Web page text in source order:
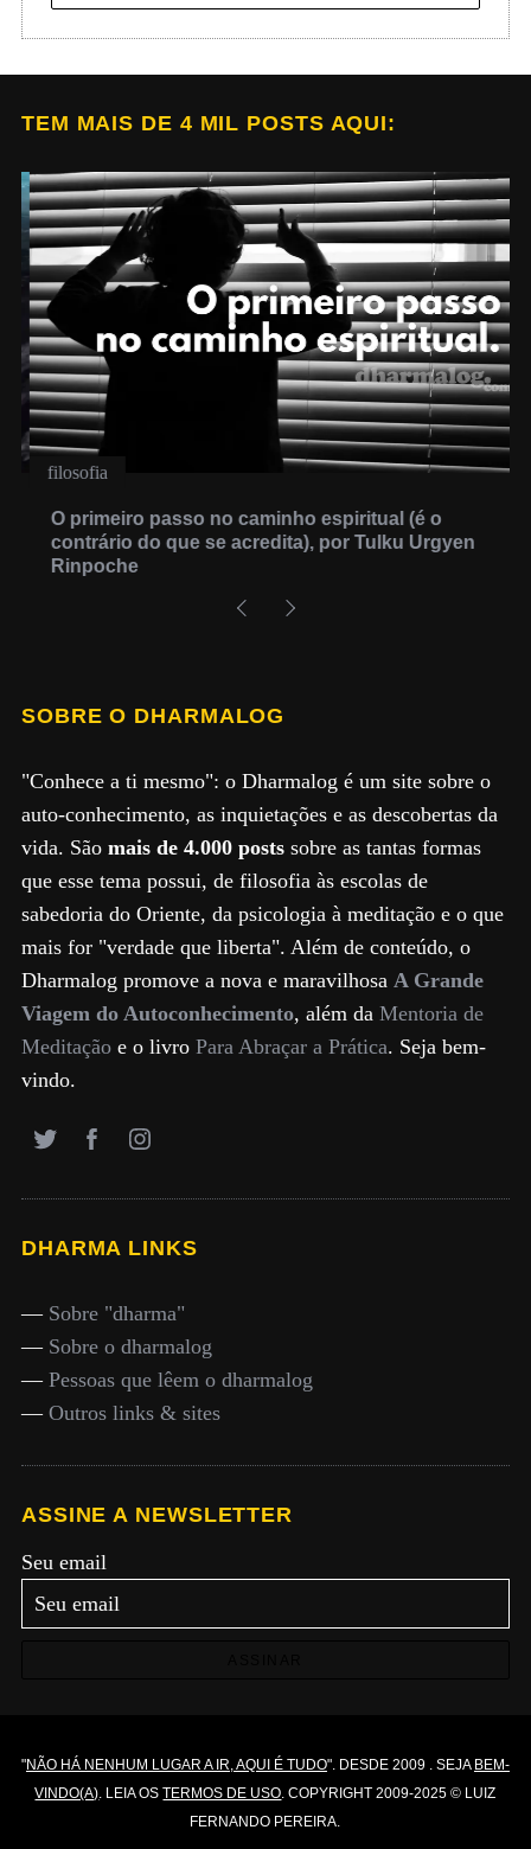
TEM MAIS DE 4 MIL POSTS AQUI:
filosofia
O primeiro passo no caminho espiritual (é o
contrário do que se acredita), por Tulku Urgyen
Rinpoche
SOBRE O DHARMALOG
"Conhece a ti mesmo": o Dharmalog é um site sobre o
auto-conhecimento, as inquietações e as descobertas da
vida. São mais de 4.000 postssobre as tantas formas
que esse tema possui, de filosofia às escolas de
sabedoria do Oriente, da psicologia à meditação e o que
mais for "verdade que liberta". Além de conteúdo, o
Dharmalog promove a nova e maravilhosa A Grande
Viagem do Autoconhecimento, além da Mentoria de
Meditaçãoe o livro Para Abraçar a Prática. Seja bem-
vindo.
DHARMA LINKS
— Sobre "dharma"
— Sobre o dharmalog
— Pessoas que lêem o dharmalog
— Outros links & sites
ASSINE A NEWSLETTER
Seu email
"NÃO HÁ NENHUM LUGAR A IR, AQUI É TUDO". DESDE 2009 . SEJA BEM-
VINDO(A). LEIA OSTERMOS DE USO. COPYRIGHT 2009-2025 © LUIZ
FERNANDO PEREIRA.